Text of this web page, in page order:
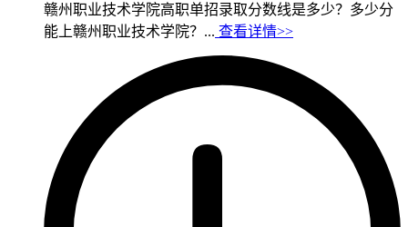
赣州职业技术学院高职单招录取分数线是多少？多少分
能上赣州职业技术学院？... 查看详情>>